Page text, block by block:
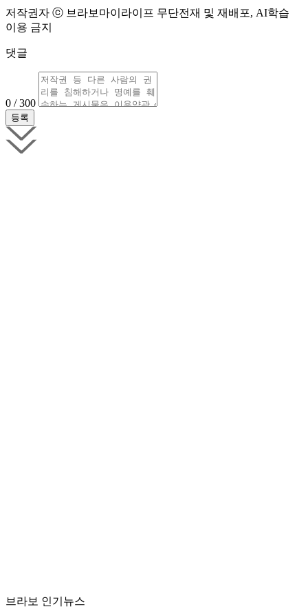
저작권자 ⓒ 브라보마이라이프 무단전재 및 재배포, AI학습
이용 금지
댓글
0 / 300
브라보 인기뉴스